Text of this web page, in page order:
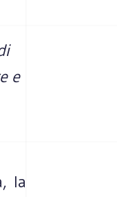
e
la